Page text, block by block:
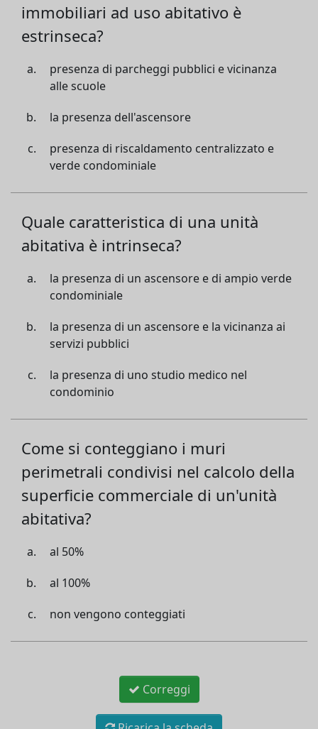
immobiliari ad uso abitativo è
estrinseca?
presenza di parcheggi pubblici e vicinanza
alle scuole
la presenza dell'ascensore
presenza di riscaldamento centralizzato e
verde condominiale
Quale caratteristica di una unità
abitativa è intrinseca?
la presenza di un ascensore e di ampio verde
condominiale
la presenza di un ascensore e la vicinanza ai
servizi pubblici
la presenza di uno studio medico nel
condominio
Come si conteggiano i muri
perimetrali condivisi nel calcolo della
superficie commerciale di un'unità
abitativa?
al 50%
al 100%
non vengono conteggiati
Correggi